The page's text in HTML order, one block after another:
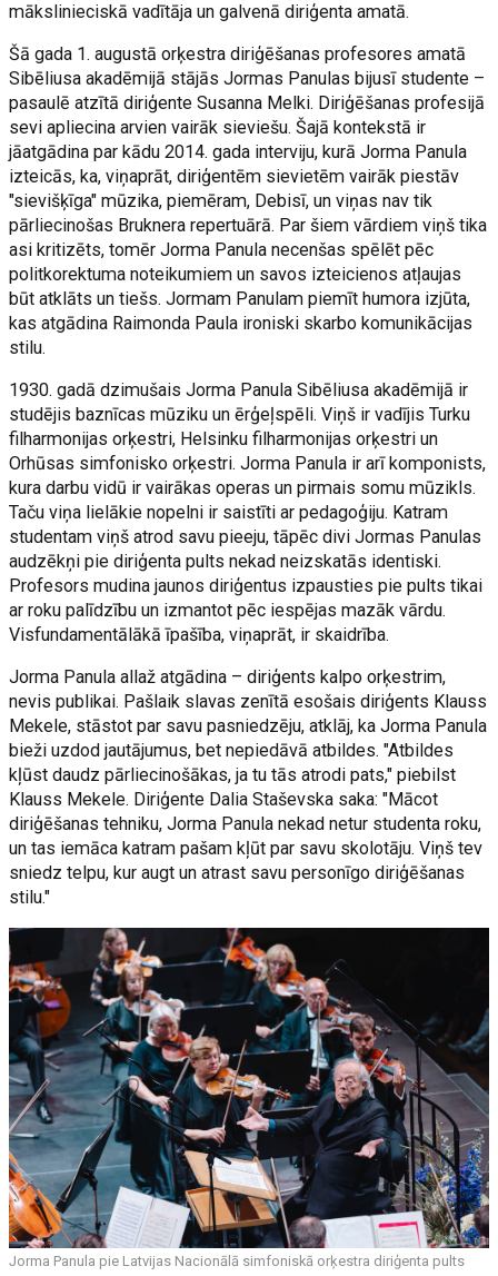
mākslinieciskā vadītāja un galvenā diriģenta amatā.
Šā gada 1. augustā orķestra diriģēšanas profesores amatā
Sibēliusa akadēmijā stājās Jormas Panulas bijusī studente –
pasaulē atzītā diriģente Susanna Melki. Diriģēšanas profesijā
sevi apliecina arvien vairāk sieviešu. Šajā kontekstā ir
jāatgādina par kādu 2014. gada interviju, kurā Jorma Panula
izteicās, ka, viņaprāt, diriģentēm sievietēm vairāk piestāv
"sievišķīga" mūzika, piemēram, Debisī, un viņas nav tik
pārliecinošas Bruknera repertuārā. Par šiem vārdiem viņš tika
asi kritizēts, tomēr Jorma Panula necenšas spēlēt pēc
politkorektuma noteikumiem un savos izteicienos atļaujas
būt atklāts un tiešs. Jormam Panulam piemīt humora izjūta,
kas atgādina Raimonda Paula ironiski skarbo komunikācijas
stilu.
1930. gadā dzimušais Jorma Panula Sibēliusa akadēmijā ir
studējis baznīcas mūziku un ērģeļspēli. Viņš ir vadījis Turku
filharmonijas orķestri, Helsinku filharmonijas orķestri un
Orhūsas simfonisko orķestri. Jorma Panula ir arī komponists,
kura darbu vidū ir vairākas operas un pirmais somu mūzikls.
Taču viņa lielākie nopelni ir saistīti ar pedagoģiju. Katram
studentam viņš atrod savu pieeju, tāpēc divi Jormas Panulas
audzēkņi pie diriģenta pults nekad neizskatās identiski.
Profesors mudina jaunos diriģentus izpausties pie pults tikai
ar roku palīdzību un izmantot pēc iespējas mazāk vārdu.
Visfundamentālākā īpašība, viņaprāt, ir skaidrība.
Jorma Panula allaž atgādina – diriģents kalpo orķestrim,
nevis publikai. Pašlaik slavas zenītā esošais diriģents Klauss
Mekele, stāstot par savu pasniedzēju, atklāj, ka Jorma Panula
bieži uzdod jautājumus, bet nepiedāvā atbildes. "Atbildes
kļūst daudz pārliecinošākas, ja tu tās atrodi pats," piebilst
Klauss Mekele. Diriģente Dalia Staševska saka: "Mācot
diriģēšanas tehniku, Jorma Panula nekad netur studenta roku,
un tas iemāca katram pašam kļūt par savu skolotāju. Viņš tev
sniedz telpu, kur augt un atrast savu personīgo diriģēšanas
stilu."
Jorma Panula pie Latvijas Nacionālā simfoniskā orķestra diriģenta pults